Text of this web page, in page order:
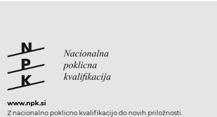
www.npk.si
Z nacionalno poklicno kvalifikacijo do novih priložnosti.